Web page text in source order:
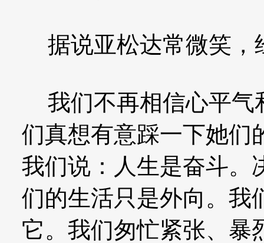
据说亚松达常微笑，
我们不再相信心平气
们真想有意踩一下她们
我们说：人生是奋斗。
们的生活只是外向。我
它。我们匆忙紧张、暴